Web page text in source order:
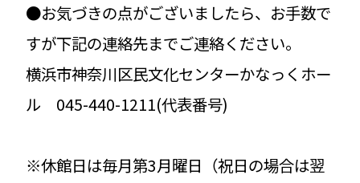
●お気づきの点がございましたら、お手数で
すが下記の連絡先までご連絡ください。
横浜市神奈川区民文化センターかなっくホー
ル 045-440-1211(代表番号)
※休館日は毎月第3月曜日（祝日の場合は翌